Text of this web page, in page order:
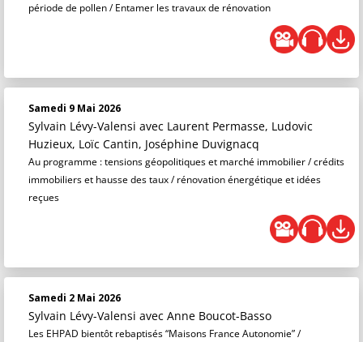
période de pollen / Entamer les travaux de rénovation
Samedi 9 Mai 2026
Sylvain Lévy-Valensi avec Laurent Permasse, Ludovic
Huzieux, Loïc Cantin, Joséphine Duvignacq
Au programme : tensions géopolitiques et marché immobilier / crédits
immobiliers et hausse des taux / rénovation énergétique et idées
reçues
Samedi 2 Mai 2026
Sylvain Lévy-Valensi avec Anne Boucot-Basso
Les EHPAD bientôt rebaptisés “Maisons France Autonomie” /